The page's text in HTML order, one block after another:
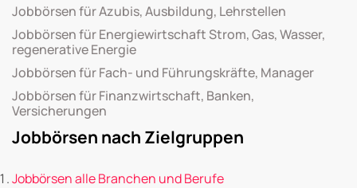
Jobbörsen für Azubis, Ausbildung, Lehrstellen
Jobbörsen für Energiewirtschaft Strom, Gas, Wasser,
regenerative Energie
Jobbörsen für Fach- und Führungskräfte, Manager
Jobbörsen für Finanzwirtschaft, Banken,
Versicherungen
Jobbörsen nach Zielgruppen
Jobbörsen alle Branchen und Berufe